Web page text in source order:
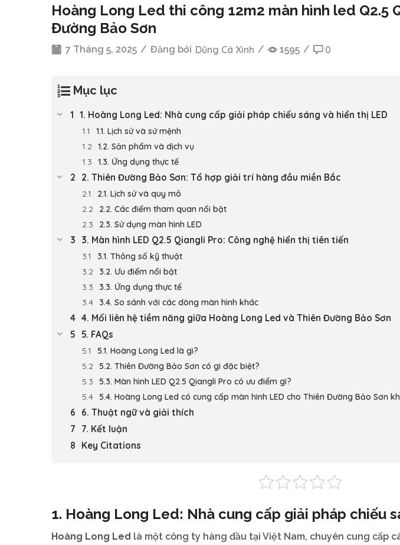
Hoàng Long Led thi công 12m2 màn hình led Q2.5
Đường Bảo Sơn
7 Tháng 5, 2025 / Đăng bởi Dũng Cá Xinh / 1595 / 0
Mục lục
1. Hoàng Long Led: Nhà cung cấp giải pháp chiếu sáng và hiển thị LED
1.1. Lịch sử và sứ mệnh
1.2. Sản phẩm và dịch vụ
1.3. Ứng dụng thực tế
2. Thiên Đường Bảo Sơn: Tổ hợp giải trí hàng đầu miền Bắc
2.1. Lịch sử và quy mô
2.2. Các điểm tham quan nổi bật
2.3. Sử dụng màn hình LED
3. Màn hình LED Q2.5 Qiangli Pro: Công nghệ hiển thị tiên tiến
3.1. Thông số kỹ thuật
3.2. Ưu điểm nổi bật
3.3. Ứng dụng thực tế
3.4. So sánh với các dòng màn hình khác
4. Mối liên hệ tiềm năng giữa Hoàng Long Led và Thiên Đường Bảo Sơn
5. FAQs
5.1. Hoàng Long Led là gì?
5.2. Thiên Đường Bảo Sơn có gì đặc biệt?
5.3. Màn hình LED Q2.5 Qiangli Pro có ưu điểm gì?
5.4. Hoàng Long Led có cung cấp màn hình LED cho Thiên Đường Bảo Sơn
6. Thuật ngữ và giải thích
7. Kết luận
Key Citations
1. Hoàng Long Led: Nhà cung cấp giải pháp chiếu
Hoàng Long Led là một công ty hàng đầu tại Việt Nam, chuyên cung cấp